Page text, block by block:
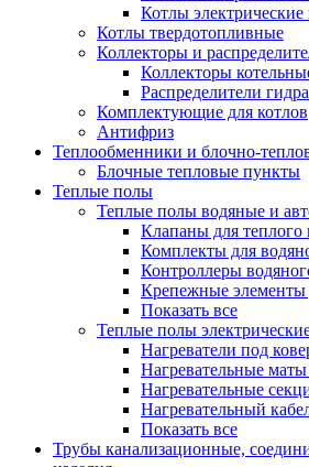
Котлы электрические
Котлы твердотопливные
Коллекторы и
Коллекторы
Распределители
Комплектующие для котлов
Антифриз
Теплообменники и блочно-
Блочные тепловые пункты
Теплые полы
Теплые полы водяные и
Клапаны для теплого
Комплекты для
Контроллеры
Крепежные элементы
Показать все
Теплые полы
Нагреватели под
Нагревательные маты
Нагревательные
Нагревательный
Показать все
Трубы канализационные,